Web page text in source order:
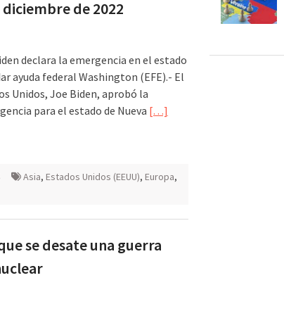
de 2022
declara la emergencia en el estado
ayuda federal Washington (EFE).- El
Unidos, Joe Biden, aprobó la
para el estado de Nueva […]
Asia, Estados Unidos (EEUU), Europa,
se desate una guerra